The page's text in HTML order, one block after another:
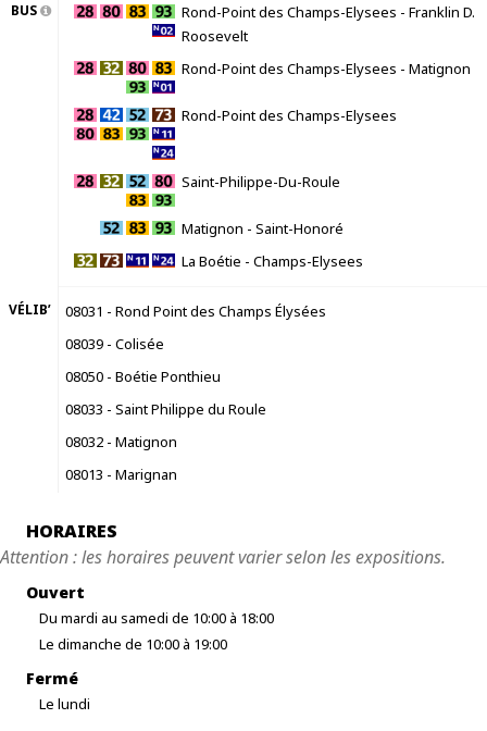
BUS
Rond-Point des Champs-Elysees - Franklin D.
Roosevelt
Rond-Point des Champs-Elysees - Matignon
Rond-Point des Champs-Elysees
Saint-Philippe-Du-Roule
Matignon - Saint-Honoré
La Boétie - Champs-Elysees
VÉLIB’
08031 - Rond Point des Champs Élysées
08039 - Colisée
08050 - Boétie Ponthieu
08033 - Saint Philippe du Roule
08032 - Matignon
08013 - Marignan
HORAIRES
Attention : les horaires peuvent varier selon les expositions.
Ouvert
Du mardi au samedi de 10:00 à 18:00
Le dimanche de 10:00 à 19:00
Fermé
Le lundi